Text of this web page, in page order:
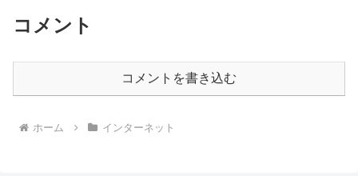
コメント
コメントを書き込む
ホーム インターネット